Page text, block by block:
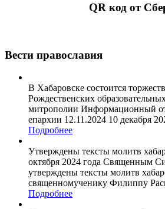
QR код от
Вести православия
В Хабаровске состоится
Рождественских
митрополии Информационный
епархии 12.11.2024 10 декабря
Подробнее
Утверждены тексты молитв
октября 2024 года Священным
утверждены тексты молитв
священномученику Филиппу
Подробнее